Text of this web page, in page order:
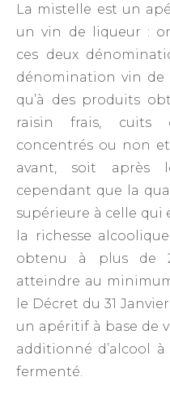
La mistelle est un
un vin de liqueur :
ces deux
dénomination vin de
qu’à des produits
raisin frais, cuits
concentrés ou non
avant, soit après
cependant que la
supérieure à celle qui
la richesse
obtenu à plus de
atteindre au
le Décret du 31
un apéritif à base de
additionné d’alcool à
fermenté.